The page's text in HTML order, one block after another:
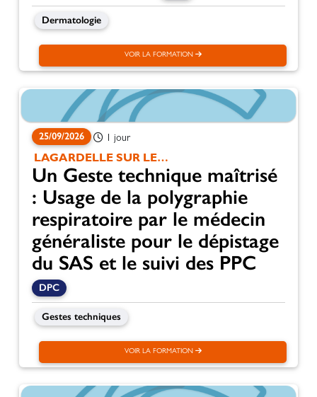
Dermatologie
VOIR LA FORMATION
25/09/2026 1 jour
LAGARDELLE SUR LEZE
Un Geste technique maîtrisé
: Usage de la polygraphie
respiratoire par le médecin
généraliste pour le dépistage
du SAS et le suivi des PPC
DPC
Gestes techniques
VOIR LA FORMATION